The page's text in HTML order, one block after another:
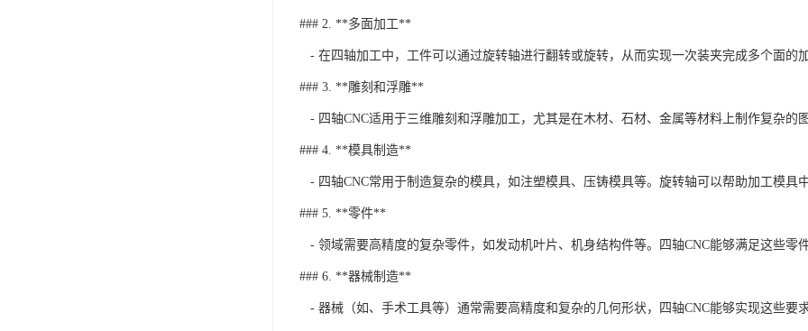
### 2. **多面加工**
- 在四轴加工中，工件可以通过旋转轴进行翻转或旋转，从而实现一次装夹完成多个面的
### 3. **雕刻和浮雕**
- 四轴CNC适用于三维雕刻和浮雕加工，尤其是在木材、石材、金属等材料上制作复杂的
### 4. **模具制造**
- 四轴CNC常用于制造复杂的模具，如注塑模具、压铸模具等。旋转轴可以帮助加工模具
### 5. **零件**
- 领域需要高精度的复杂零件，如发动机叶片、机身结构件等。四轴CNC能够满足这些零
### 6. **器械制造**
- 器械（如、手术工具等）通常需要高精度和复杂的几何形状，四轴CNC能够实现这些要